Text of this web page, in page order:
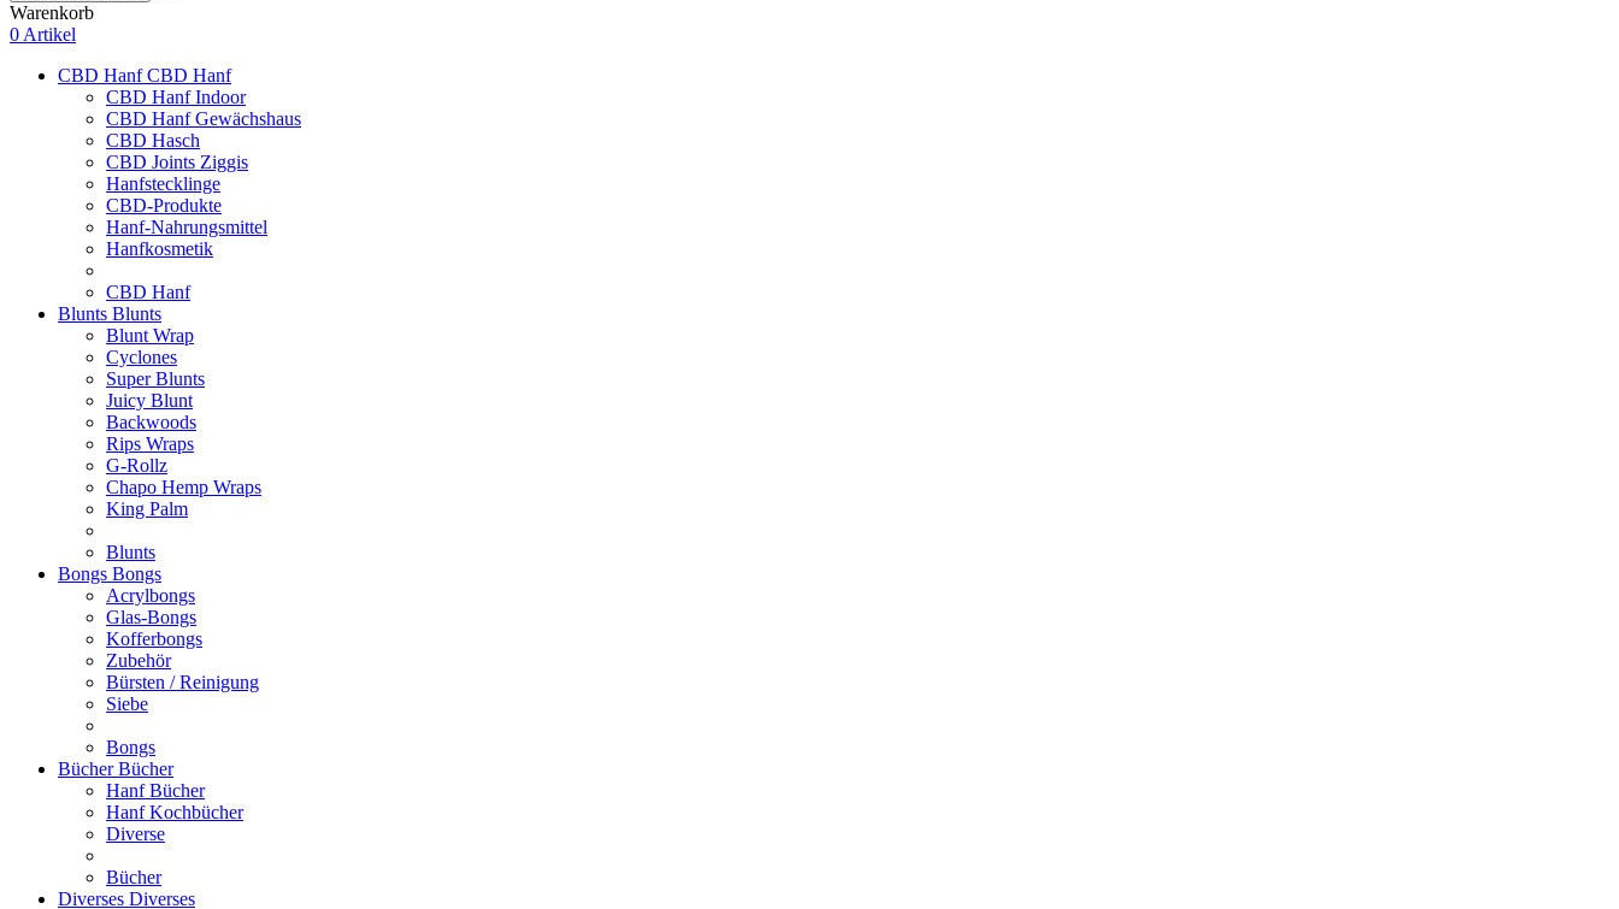
Warenkorb
0 Artikel
CBD HanfCBD Hanf
CBD Hanf Indoor
CBD Hanf Gewächshaus
CBD Hasch
CBD Joints Ziggis
Hanfstecklinge
CBD-Produkte
Hanf-Nahrungsmittel
Hanfkosmetik
CBD Hanf
Blunts Blunts
Blunt Wrap
Cyclones
Super Blunts
Juicy Blunt
Backwoods
Rips Wraps
G-Rollz
Chapo Hemp Wraps
King Palm
Blunts
Bongs Bongs
Acrylbongs
Glas-Bongs
Kofferbongs
Zubehör
Bürsten / Reinigung
Siebe
Bongs
BücherBücher
Hanf Bücher
Hanf Kochbücher
Diverse
Bücher
Diverses Diverses